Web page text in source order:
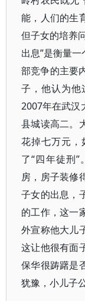
能，人们的生
但子女的培养
出息”是衡量
部竞争的主要
子，他认为他
2007年在武汉
县城读高二。
花掉七万元，
了“四年徒刑
房，房子装修
子女的出息，
的工作，这一
外宣称他大儿
这让他很有面
保华很踌躇是
犹豫，小儿子